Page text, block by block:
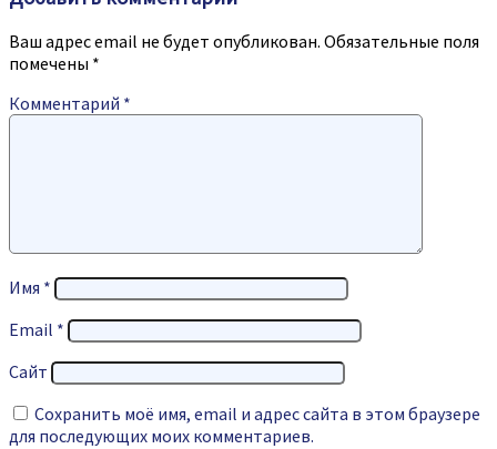
Ваш адрес email не будет опубликован. Обязательные поля
помечены *
Комментарий *
Имя *
Email *
Сайт
Сохранить моё имя, email и адрес сайта в этом браузере
для последующих моих комментариев.